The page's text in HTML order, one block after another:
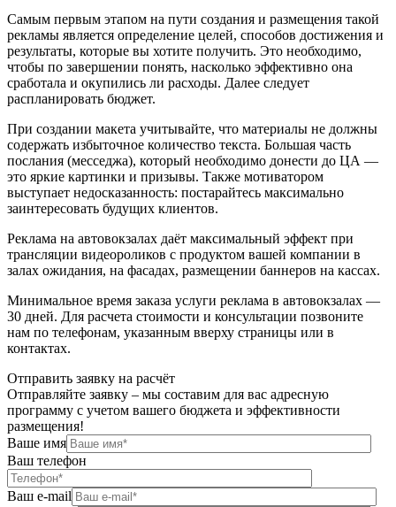
Самым первым этапом на пути создания и размещения такой
рекламы является определение целей, способов достижения и
результаты, которые вы хотите получить. Это необходимо,
чтобы по завершении понять, насколько эффективно она
сработала и окупились ли расходы. Далее следует
распланировать бюджет.
При создании макета учитывайте, что материалы не должны
содержать избыточное количество текста. Большая часть
послания (месседжа), который необходимо донести до ЦА —
это яркие картинки и призывы. Также мотиватором
выступает недосказанность: постарайтесь максимально
заинтересовать будущих клиентов.
Реклама на автовокзалах даёт максимальный эффект при
трансляции видеороликов с продуктом вашей компании в
залах ожидания, на фасадах, размещении баннеров на кассах.
Минимальное время заказа услуги реклама в автовокзалах —
30 дней. Для расчета стоимости и консультации позвоните
нам по телефонам, указанным вверху страницы или в
контактах.
Отправить заявку на расчёт
Отправляйте заявку – мы составим для вас адресную
программу с учетом вашего бюджета и эффективности
размещения!
Ваше имя
Ваш телефон
Ваш e-mail